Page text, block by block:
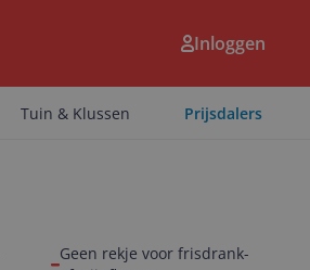
Inloggen
Tuin & Klussen Prijsdalers
Geen rekje voor frisdrank-